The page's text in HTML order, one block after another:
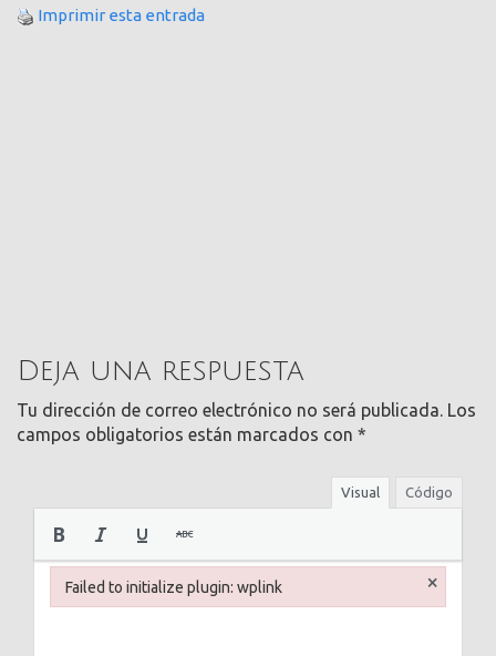
Imprimir esta entrada
Deja una respuesta
Tu dirección de correo electrónico no será publicada. Los
campos obligatorios están marcados con *
Visual Código
Failed to initialize plugin: wplink ×
Failed to initialize plugin: wplink